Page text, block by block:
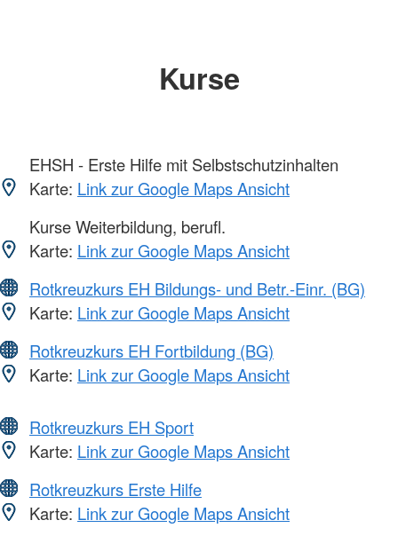
Kurse
EHSH - Erste Hilfe mit Selbstschutzinhalten
Karte: Link zur Google Maps Ansicht
Kurse Weiterbildung, berufl.
Karte: Link zur Google Maps Ansicht
Rotkreuzkurs EH Bildungs- und Betr.-Einr. (BG)
Karte: Link zur Google Maps Ansicht
Rotkreuzkurs EH Fortbildung (BG)
Karte: Link zur Google Maps Ansicht
Rotkreuzkurs EH Sport
Karte: Link zur Google Maps Ansicht
Rotkreuzkurs Erste Hilfe
Karte: Link zur Google Maps Ansicht